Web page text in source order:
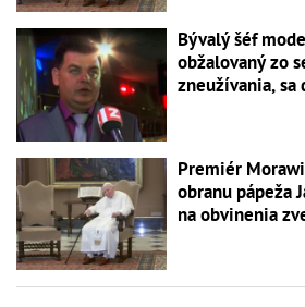
Bývalý šéf
obžalovaný zo
zneužívania, sa
Premiér
obranu pápeža
na obvinenia